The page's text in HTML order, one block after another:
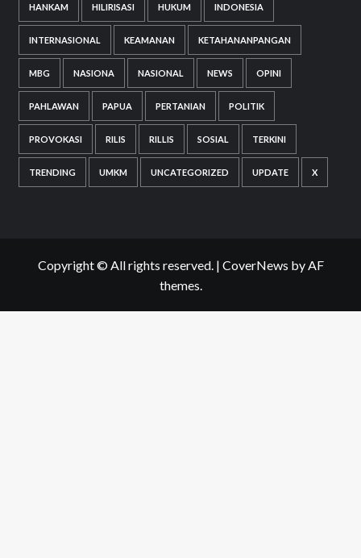
HANKAM HILIRISASI HUKUM INDONESIA
INTERNASIONAL KEAMANAN KETAHANANPANGAN
MBG NASIONA NASIONAL NEWS OPINI
PAHLAWAN PAPUA PERTANIAN POLITIK
PROVOKASI RILIS RILLIS SOSIAL TERKINI
TRENDING UMKM UNCATEGORIZED UPDATE X
Copyright © All rights reserved. | CoverNews by AF
themes.